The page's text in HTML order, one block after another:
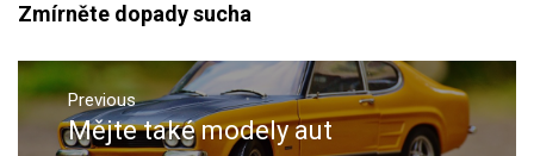
Zmírněte dopady sucha
Navigace
pro
příspěvek
Previous
Previous
Mějte také modely aut